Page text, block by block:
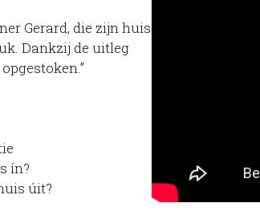
Gerard, die zijn huis
Dankzij de uitleg
ín?
úit?